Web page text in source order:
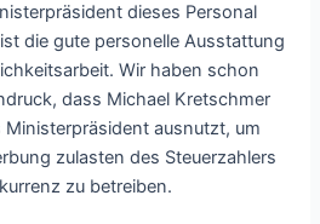
dieses Personal
die gute personelle Ausstattung
Wir haben schon
dass Michael Kretschmer
Ministerpräsident ausnutzt, um
zulasten des Steuerzahlers
zu betreiben.